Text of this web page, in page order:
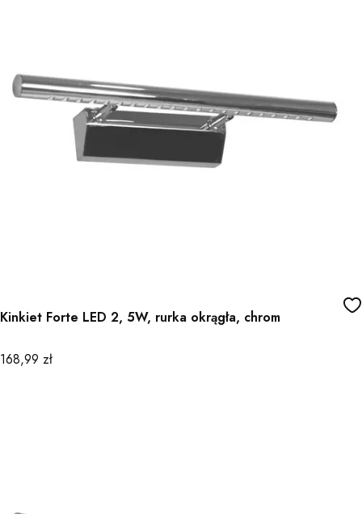
Kinkiet Forte LED 2, 5W, rurka okrągła, chrom
Cena
168,99 zł